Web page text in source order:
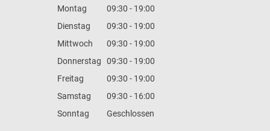
Montag
09:30 - 19:00
Dienstag
09:30 - 19:00
Mittwoch
09:30 - 19:00
Donnerstag
09:30 - 19:00
Freitag
09:30 - 19:00
Samstag
09:30 - 16:00
Sonntag
Geschlossen